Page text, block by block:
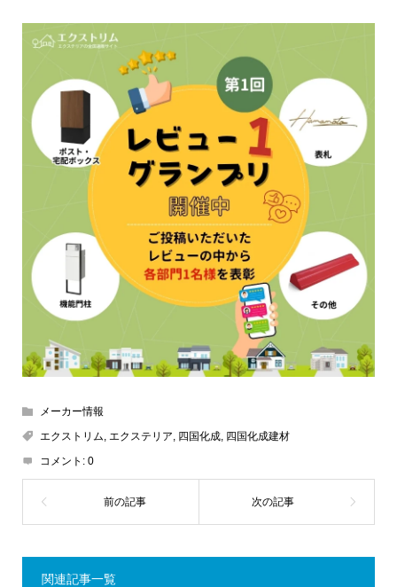
メーカー情報
エクストリム, エクステリア, 四国化成, 四国化成建材
コメント: 0
関連記事一覧